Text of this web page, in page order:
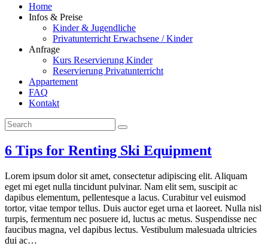
Home
Infos & Preise
Kinder & Jugendliche
Privatunterricht Erwachsene / Kinder
Anfrage
Kurs Reservierung Kinder
Reservierung Privatunterricht
Appartement
FAQ
Kontakt
6 Tips for Renting Ski Equipment
Lorem ipsum dolor sit amet, consectetur adipiscing elit. Aliquam
eget mi eget nulla tincidunt pulvinar. Nam elit sem, suscipit ac
dapibus elementum, pellentesque a lacus. Curabitur vel euismod
tortor, vitae tempor tellus. Duis auctor eget urna et laoreet. Nulla nisl
turpis, fermentum nec posuere id, luctus ac metus. Suspendisse nec
faucibus magna, vel dapibus lectus. Vestibulum malesuada ultricies
dui ac…